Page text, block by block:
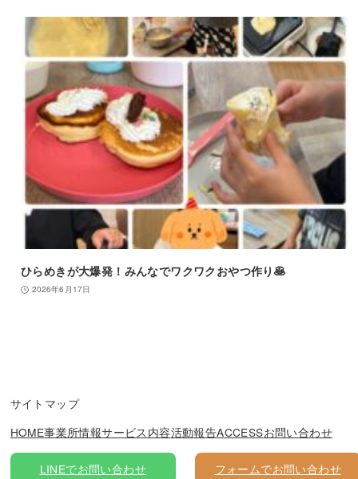
ひらめきが大爆発！みんなでワクワクおやつ作り🥞
2026年6月17日
サイトマップ
HOME事業所情報サービス内容活動報告ACCESSお問い合わせ
LINEでお問い合わせ フォームでお問い合わせ